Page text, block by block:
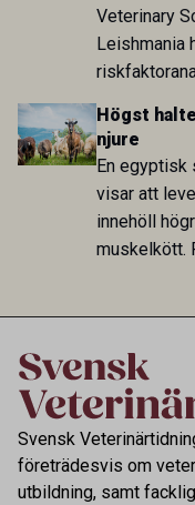
Veterinary
Leishmania
hög i Zarqa
annat
har
fungerar
Högst
njure
En egyptisk
visar att
innehöll
muskelkött.
Svensk
företrädesvis om
utbildning, samt